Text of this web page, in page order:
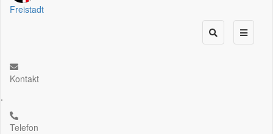
Freistadt
Kontakt
.
Telefon